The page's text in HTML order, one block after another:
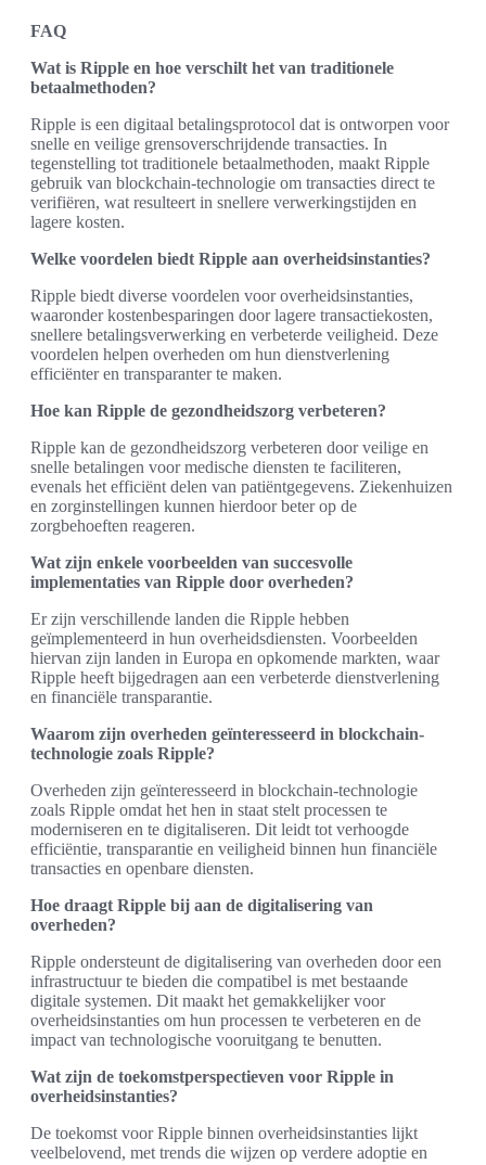
FAQ
Wat is Ripple en hoe verschilt het van traditionele
betaalmethoden?
Ripple is een digitaal betalingsprotocol dat is ontworpen voor
snelle en veilige grensoverschrijdende transacties. In
tegenstelling tot traditionele betaalmethoden, maakt Ripple
gebruik van blockchain-technologie om transacties direct te
verifiëren, wat resulteert in snellere verwerkingstijden en
lagere kosten.
Welke voordelen biedt Ripple aan overheidsinstanties?
Ripple biedt diverse voordelen voor overheidsinstanties,
waaronder kostenbesparingen door lagere transactiekosten,
snellere betalingsverwerking en verbeterde veiligheid. Deze
voordelen helpen overheden om hun dienstverlening
efficiënter en transparanter te maken.
Hoe kan Ripple de gezondheidszorg verbeteren?
Ripple kan de gezondheidszorg verbeteren door veilige en
snelle betalingen voor medische diensten te faciliteren,
evenals het efficiënt delen van patiëntgegevens. Ziekenhuizen
en zorginstellingen kunnen hierdoor beter op de
zorgbehoeften reageren.
Wat zijn enkele voorbeelden van succesvolle
implementaties van Ripple door overheden?
Er zijn verschillende landen die Ripple hebben
geïmplementeerd in hun overheidsdiensten. Voorbeelden
hiervan zijn landen in Europa en opkomende markten, waar
Ripple heeft bijgedragen aan een verbeterde dienstverlening
en financiële transparantie.
Waarom zijn overheden geïnteresseerd in blockchain-
technologie zoals Ripple?
Overheden zijn geïnteresseerd in blockchain-technologie
zoals Ripple omdat het hen in staat stelt processen te
moderniseren en te digitaliseren. Dit leidt tot verhoogde
efficiëntie, transparantie en veiligheid binnen hun financiële
transacties en openbare diensten.
Hoe draagt Ripple bij aan de digitalisering van
overheden?
Ripple ondersteunt de digitalisering van overheden door een
infrastructuur te bieden die compatibel is met bestaande
digitale systemen. Dit maakt het gemakkelijker voor
overheidsinstanties om hun processen te verbeteren en de
impact van technologische vooruitgang te benutten.
Wat zijn de toekomstperspectieven voor Ripple in
overheidsinstanties?
De toekomst voor Ripple binnen overheidsinstanties lijkt
veelbelovend, met trends die wijzen op verdere adoptie en